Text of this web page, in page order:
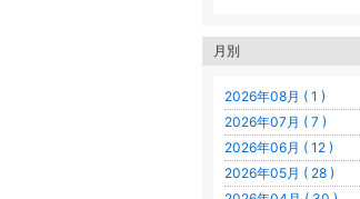
月別
2026年08月 ( 1 )
2026年07月 ( 7 )
2026年06月 ( 12 )
2026年05月 ( 28 )